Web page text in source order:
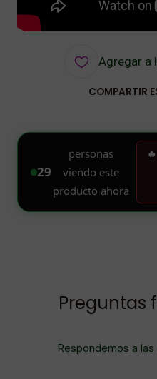
Agregar a
COMPARTIR
Preguntas
Respondemos a